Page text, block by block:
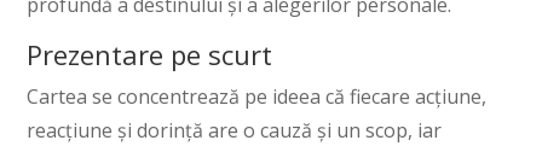
Prezentare pe scurt
Cartea se concentrează pe ideea că fiecare acțiune,
reacțiune și dorință are o cauză și un scop, iar